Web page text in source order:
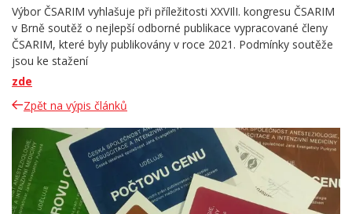
Výbor ČSARIM vyhlašuje při příležitosti XXVIlI. kongresu ČSARIM
v Brně soutěž o nejlepší odborné publikace vypracované členy
ČSARIM, které byly publikovány v roce 2021. Podmínky soutěže
jsou ke stažení
zde
Zpět na výpis článků